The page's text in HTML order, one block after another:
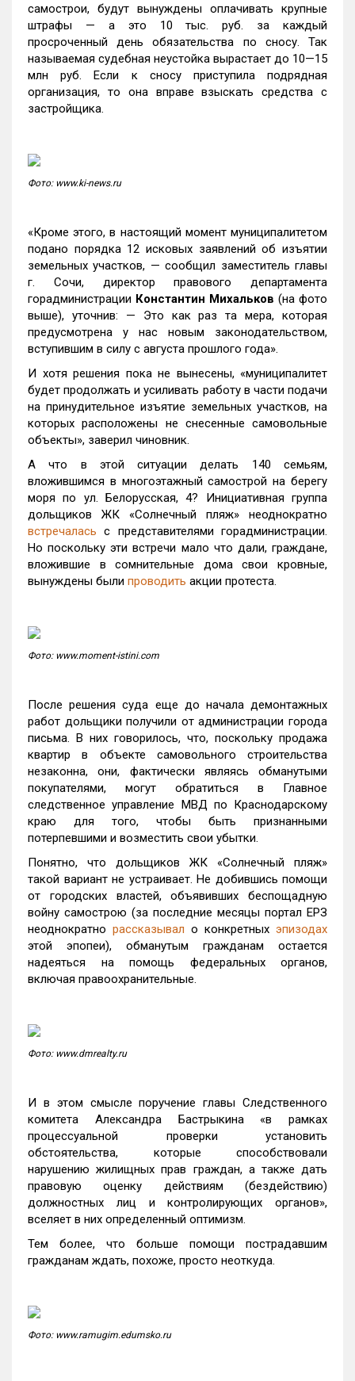
самострои, будут вынуждены оплачивать крупные
штрафы — а это 10 тыс. руб. за каждый
просроченный день обязательства по сносу. Так
называемая судебная неустойка вырастает до 10—15
млн руб. Если к сносу приступила подрядная
организация, то она вправе взыскать средства с
застройщика.
Фото: www.ki-news.ru
«Кроме этого, в настоящий момент муниципалитетом
подано порядка 12 исковых заявлений об изъятии
земельных участков, — сообщил заместитель главы
г. Сочи, директор правового департамента
горадминистрации Константин Михальков (на фото
выше), уточнив: — Это как раз та мера, которая
предусмотрена у нас новым законодательством,
вступившим в силу с августа прошлого года».
И хотя решения пока не вынесены, «муниципалитет
будет продолжать и усиливать работу в части подачи
на принудительное изъятие земельных участков, на
которых расположены не снесенные самовольные
объекты», заверил чиновник.
А что в этой ситуации делать 140 семьям,
вложившимся в многоэтажный самострой на берегу
моря по ул. Белорусская, 4? Инициативная группа
дольщиков ЖК «Солнечный пляж» неоднократно
встречалась с представителями горадминистрации.
Но поскольку эти встречи мало что дали, граждане,
вложившие в сомнительные дома свои кровные,
вынуждены были проводить акции протеста.
Фото: www.moment-istini.com
После решения суда еще до начала демонтажных
работ дольщики получили от администрации города
письма. В них говорилось, что, поскольку продажа
квартир в объекте самовольного строительства
незаконна, они, фактически являясь обманутыми
покупателями, могут обратиться в Главное
следственное управление МВД по Краснодарскому
краю для того, чтобы быть признанными
потерпевшими и возместить свои убытки.
Понятно, что дольщиков ЖК «Солнечный пляж»
такой вариант не устраивает. Не добившись помощи
от городских властей, объявивших беспощадную
войну самострою (за последние месяцы портал ЕРЗ
неоднократно рассказывал о конкретных эпизодах
этой эпопеи), обманутым гражданам остается
надеяться на помощь федеральных органов,
включая правоохранительные.
Фото: www.dmrealty.ru
И в этом смысле поручение главы Следственного
комитета Александра Бастрыкина «в рамках
процессуальной проверки установить
обстоятельства, которые способствовали
нарушению жилищных прав граждан, а также дать
правовую оценку действиям (бездействию)
должностных лиц и контролирующих органов»,
вселяет в них определенный оптимизм.
Тем более, что больше помощи пострадавшим
гражданам ждать, похоже, просто неоткуда.
Фото: www.ramugim.edumsko.ru